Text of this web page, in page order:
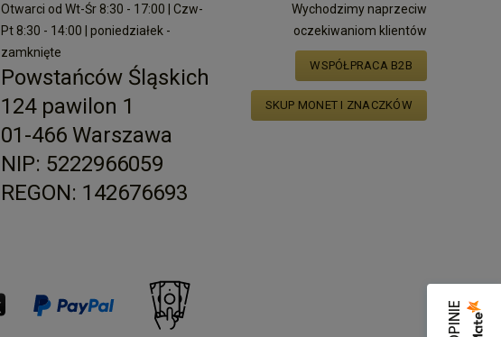
Otwarci od Wt-Śr 8:30 - 17:00 | Czw-
Pt 8:30 - 14:00 | poniedziałek -
zamknięte
Powstańców Śląskich
124 pawilon 1
01-466 Warszawa
NIP: 5222966059
REGON: 142676693
Wychodzimy naprzeciw
oczekiwaniom klientów
WSPÓŁPRACA B2B
SKUP MONET I ZNACZKÓW